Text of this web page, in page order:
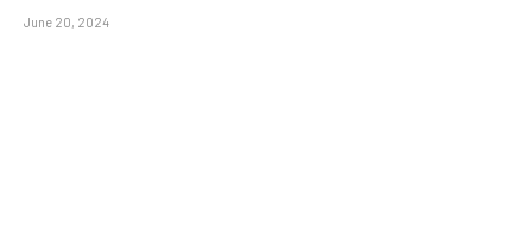
June 20, 2024